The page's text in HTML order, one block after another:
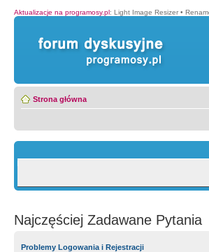
Aktualizacje na programosy.pl: Light Image Resizer •
Strona główna
Najczęściej Zadawane Pytania
Problemy Logowania i Rejestracji